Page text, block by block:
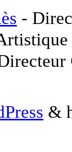
-
&